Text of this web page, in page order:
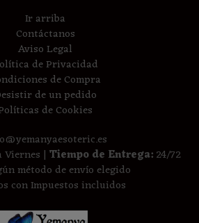
Ir arriba
Contáctanos
Aviso Legal
de Privacidad
de Compra
de un pedido
de Cookies
Viernes | Tiempo de Entrega:24/72
método de envío elegido
con Impuestos incluidos